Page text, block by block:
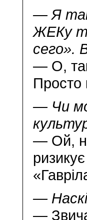
— Я
ЖЕКу
сего».
— О,
Просто
— Чи
— Ой,
—
—